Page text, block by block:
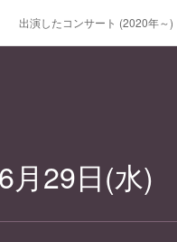
出演したコンサート (2020年～)
月29日(水